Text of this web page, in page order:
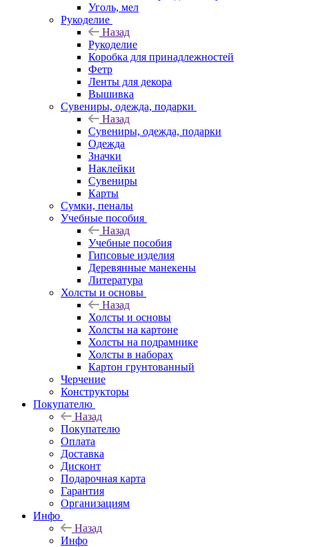
Уголь, мел
Рукоделие
Назад
Рукоделие
Коробка для принадлежностей
Фетр
Ленты для декора
Вышивка
Сувениры, одежда, подарки
Назад
Сувениры, одежда, подарки
Одежда
Значки
Наклейки
Сувениры
Карты
Сумки, пеналы
Учебные пособия
Назад
Учебные пособия
Гипсовые изделия
Деревянные манекены
Литература
Холсты и основы
Назад
Холсты и основы
Холсты на картоне
Холсты на подрамнике
Холсты в наборах
Картон грунтованный
Черчение
Конструкторы
Покупателю
Назад
Покупателю
Оплата
Доставка
Дисконт
Подарочная карта
Гарантия
Организациям
Инфо
Назад
Инфо